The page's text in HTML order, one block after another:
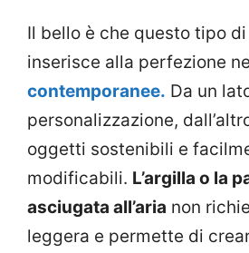
Il bello è che questo tipo
inserisce alla perfezione
contemporanee. Da un
personalizzazione,
oggetti sostenibili e
modificabili. L’argilla o la
asciugata all’aria non
leggera e permette di